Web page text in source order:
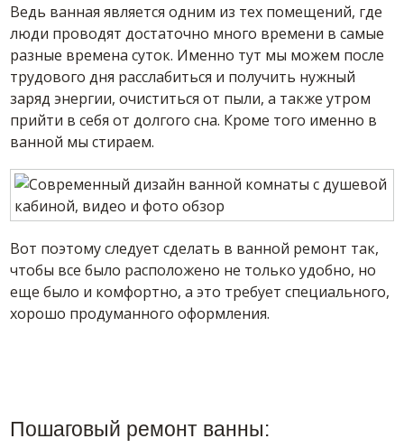
Ведь ванная является одним из тех помещений, где
люди проводят достаточно много времени в самые
разные времена суток. Именно тут мы можем после
трудового дня расслабиться и получить нужный
заряд энергии, очиститься от пыли, а также утром
прийти в себя от долгого сна. Кроме того именно в
ванной мы стираем.
Вот поэтому следует сделать в ванной ремонт так,
чтобы все было расположено не только удобно, но
еще было и комфортно, а это требует специального,
хорошо продуманного оформления.
Пошаговый ремонт ванны: